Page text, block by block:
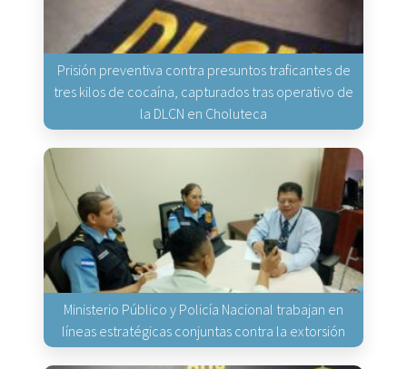
Prisión preventiva contra presuntos traficantes de
tres kilos de cocaína, capturados tras operativo de
la DLCN en Choluteca
Ministerio Público y Policía Nacional trabajan en
líneas estratégicas conjuntas contra la extorsión